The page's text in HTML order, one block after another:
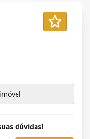
dúvidas!